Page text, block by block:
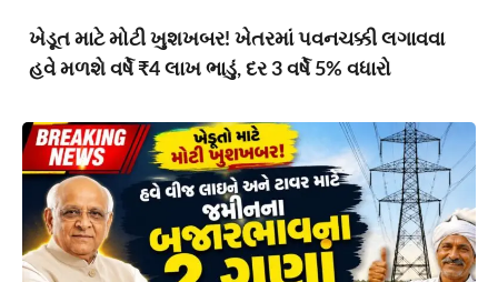
ખેડૂત માટે મોટી ખુશખબર! ખેતરમાં પવનચક્કી લગાવવા
હવે મળશે વર્ષે ₹4 લાખ ભાડું, દર 3 વર્ષે 5% વધારો